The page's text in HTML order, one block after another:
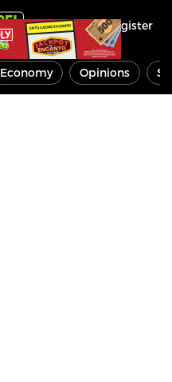
Register
Economy Opinions